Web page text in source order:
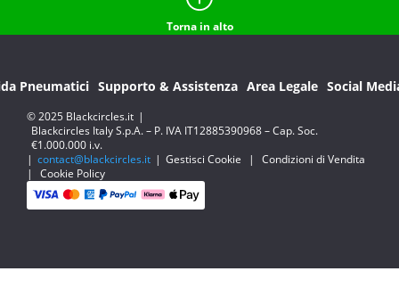
Torna in alto
Pneumatici Supporto & Assistenza Area Legale Social
© 2025 Blackcircles.it |
Blackcircles Italy S.p.A. – P. IVA IT12885390968 – Cap. Soc.
€1.000.000 i.v.
| contact@blackcircles.it | Gestisci Cookie |
Condizioni di Vendita
|
Cookie Policy